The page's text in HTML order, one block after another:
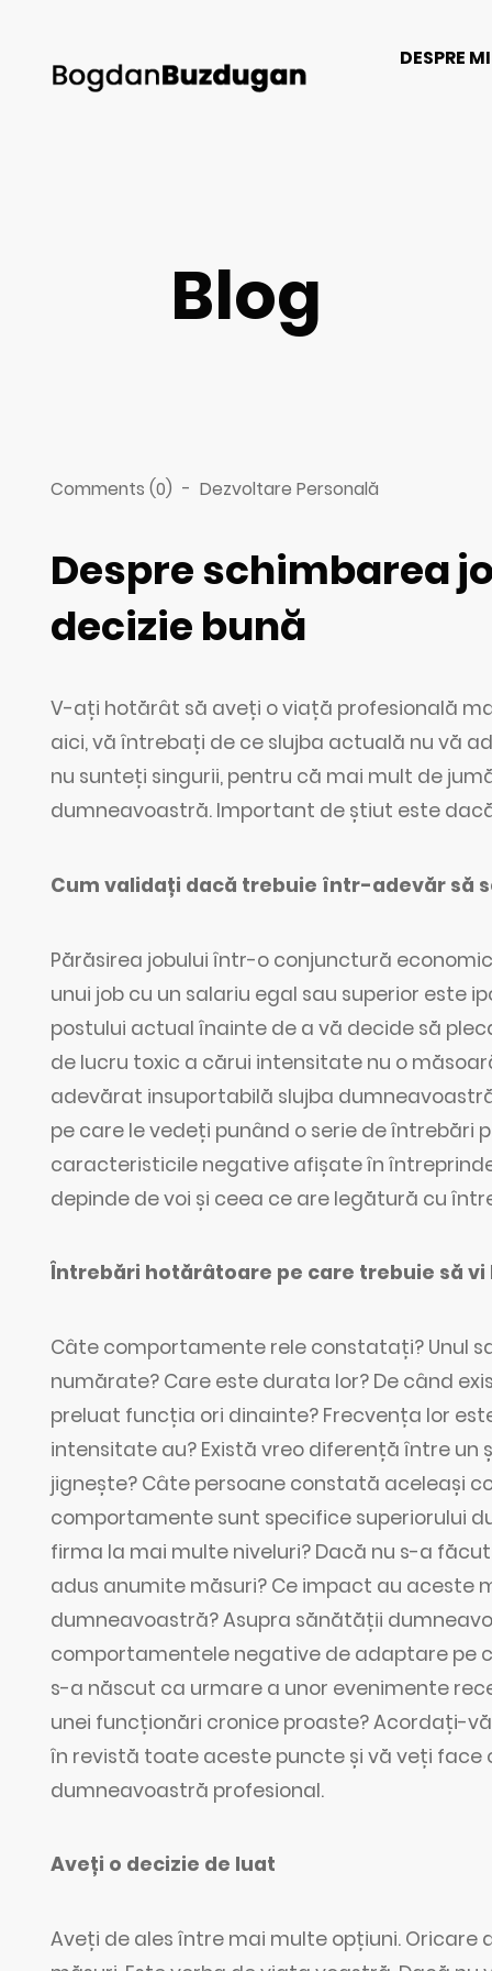
DESPRE
Blog
Comments (0) - Dezvoltare Personală
Despre schimbarea
decizie bună
V-ați hotărât să aveți o viață profesională
aici, vă întrebați de ce slujba actuală nu vă
nu sunteți singurii, pentru că mai mult de
dumneavoastră. Important de știut este
Cum validați dacă trebuie într-adevăr să
Părăsirea jobului într-o conjunctură
unui job cu un salariu egal sau superior este
postului actual înainte de a vă decide să
de lucru toxic a cărui intensitate nu o
adevărat insuportabilă slujba
pe care le vedeți punând o serie de întrebări
caracteristicile negative afișate în
depinde de voi și ceea ce are legătură cu
Întrebări hotărâtoare pe care trebuie să vi
Câte comportamente rele constatați? Unul
numărate? Care este durata lor? De când
preluat funcția ori dinainte? Frecvența lor
intensitate au? Există vreo diferență între un
jignește? Câte persoane constată aceleași
comportamente sunt specifice superiorului
firma la mai multe niveluri? Dacă nu s-a
adus anumite măsuri? Ce impact au aceste
dumneavoastră? Asupra sănătății
comportamentele negative de adaptare pe
s-a născut ca urmare a unor evenimente
unei funcționări cronice proaste? Acordați-
în revistă toate aceste puncte și vă veți
dumneavoastră profesional.
Aveți o decizie de luat
Aveți de ales între mai multe opțiuni.